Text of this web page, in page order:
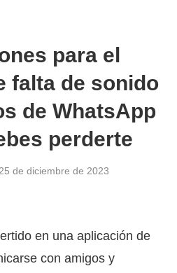
para el
falta de sonido
de WhatsApp
perderte
25 de diciembre de 2023
en una aplicación de
con amigos y